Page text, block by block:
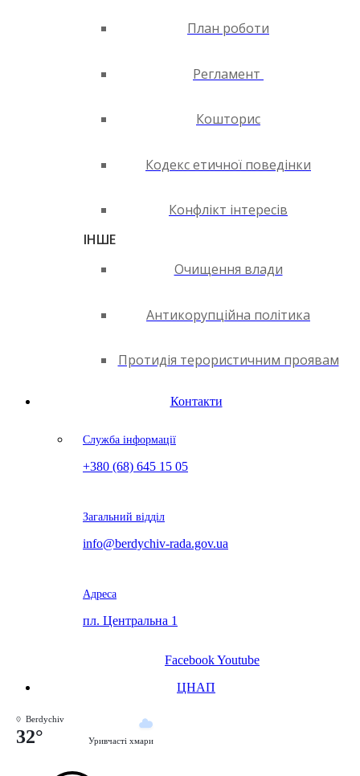
План роботи
Регламент
Кошторис
Кодекс етичної поведінки
Конфлікт інтересів
ІНШЕ
Очищення влади
Антикорупційна політика
Протидія терористичним проявам
Контакти
Служба інформації
+380 (68) 645 15 05
Загальний відділ
info@berdychiv-rada.gov.ua
Адреса
пл. Центральна 1
FacebookYoutube
ЦНАП
Berdychiv
32° Уривчасті хмари